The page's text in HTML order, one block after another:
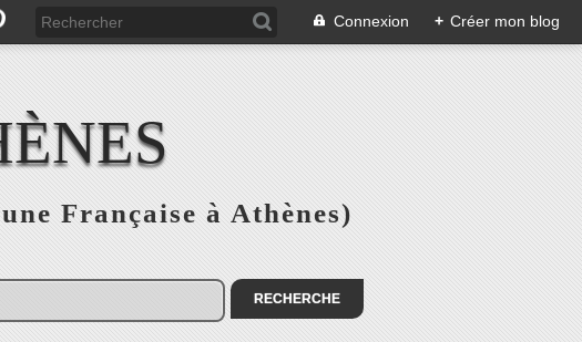
Connexion + Créer mon blog
Française à Athènes)